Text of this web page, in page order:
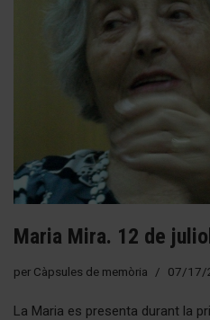
Maria Mira. 12 de
per Càpsules de memòria 07/17/
La Maria es presenta durant la